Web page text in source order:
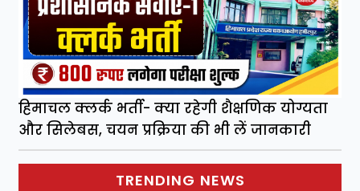
हिमाचल क्लर्क भर्ती- क्या रहेगी शैक्षणिक योग्यता
और सिलेबस, चयन प्रक्रिया की भी लें जानकारी
TRENDING NEWS